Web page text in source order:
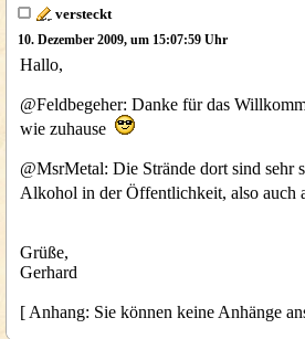
versteckt
10. Dezember 2009, um 15:07:59 Uhr
Hallo,
@Feldbegeher: Danke für das
wie zuhause
@MsrMetal: Die Strände dort sind sehr
Alkohol in der Öffentlichkeit, also auch
Grüße,
Gerhard
[ Anhang: Sie können keine Anhänge